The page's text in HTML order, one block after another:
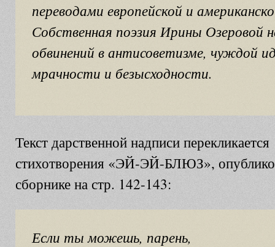
переводами европейской и
Собственная поэзия Ирины Озеровой
обвинений в антисоветизме, чуждой
мрачности и безысходности.
Текст дарственной надписи
стихотворения «ЭЙ-ЭЙ-БЛЮЗ»,
сборнике на стр. 142-143:
Если ты можешь, парень,